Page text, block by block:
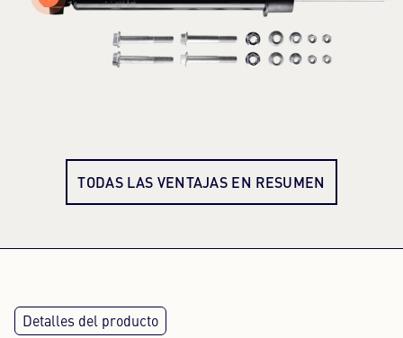
TODAS LAS VENTAJAS EN RESUMEN